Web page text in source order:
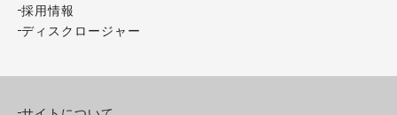
採用情報
ディスクロージャー